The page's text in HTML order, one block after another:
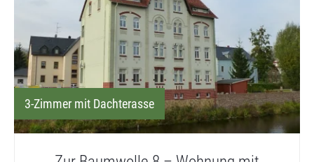
3-Zimmer mit Dachterasse